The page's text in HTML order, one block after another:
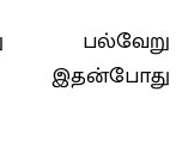
பல்வேறு
இதன்போது